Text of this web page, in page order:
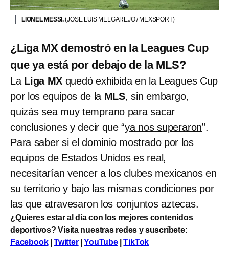
LIONEL MESSI.(JOSE LUIS MELGAREJO / MEXSPORT)
¿Liga MX demostró en la Leagues Cup
que ya está por debajo de la MLS?
La Liga MX quedó exhibida en la Leagues Cup
por los equipos de la MLS, sin embargo,
quizás sea muy temprano para sacar
conclusiones y decir que “ya nos superaron”.
Para saber si el dominio mostrado por los
equipos de Estados Unidos es real,
necesitarían vencer a los clubes mexicanos en
su territorio y bajo las mismas condiciones por
las que atravesaron los conjuntos aztecas.
¿Quieres estar al día con los mejores contenidos
deportivos? Visita nuestras redes y suscríbete:
Facebook|Twitter|YouTube|TikTok